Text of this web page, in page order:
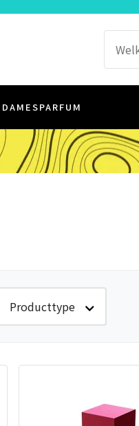
DAMESPARFUM
Producttype